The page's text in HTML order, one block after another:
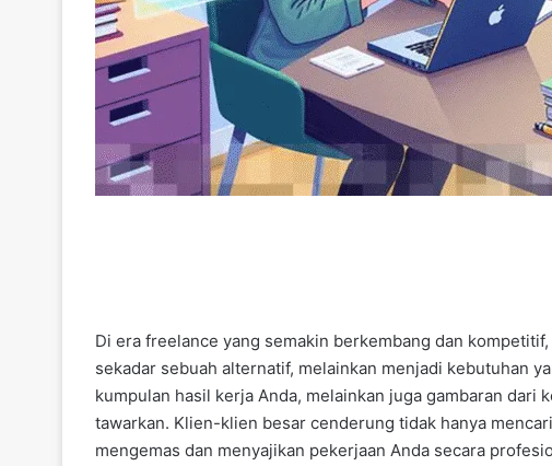
Di era freelance yang semakin berkembang dan
sekadar sebuah alternatif, melainkan menjadi kebutuhan
kumpulan hasil kerja Anda, melainkan juga gambaran dari
tawarkan. Klien-klien besar cenderung tidak hanya
mengemas dan menyajikan pekerjaan Anda secara